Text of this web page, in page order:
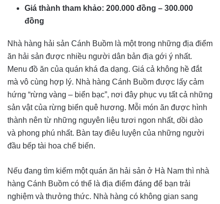
Giá thành tham khảo: 200.000 đồng – 300.000
đồng
Nhà hàng hải sản Cánh Buồm là một trong những địa điểm
ăn hải sản được nhiều người dân bản địa gới ý nhất.
Menu đồ ăn của quán khá đa dạng. Giá cả không hề đắt
mà vô cùng hợp lý. Nhà hàng Cánh Buồm được lấy cảm
hứng “rừng vàng – biển bạc”, nơi đây phục vụ tất cả những
sản vật của rừng biển quê hương. Mỗi món ăn được hình
thành nên từ những nguyên liệu tươi ngon nhất, dồi dào
và phong phú nhất. Bàn tay điêu luyện của những người
đầu bếp tài hoa chế biến.
Nếu đang tìm kiếm một quán ăn hải sản ở Hà Nam thì nhà
hàng Cánh Buồm có thể là địa điểm đáng để bạn trải
nghiệm và thưởng thức. Nhà hàng có không gian sang